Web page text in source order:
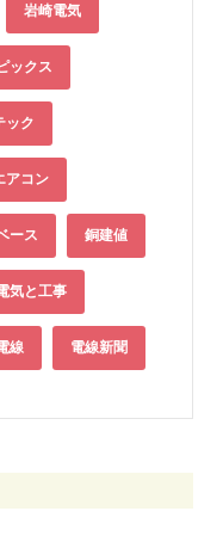
岩崎電気
ックス
ック
アコン
ース 銅建値
気と工事
線 電線新聞